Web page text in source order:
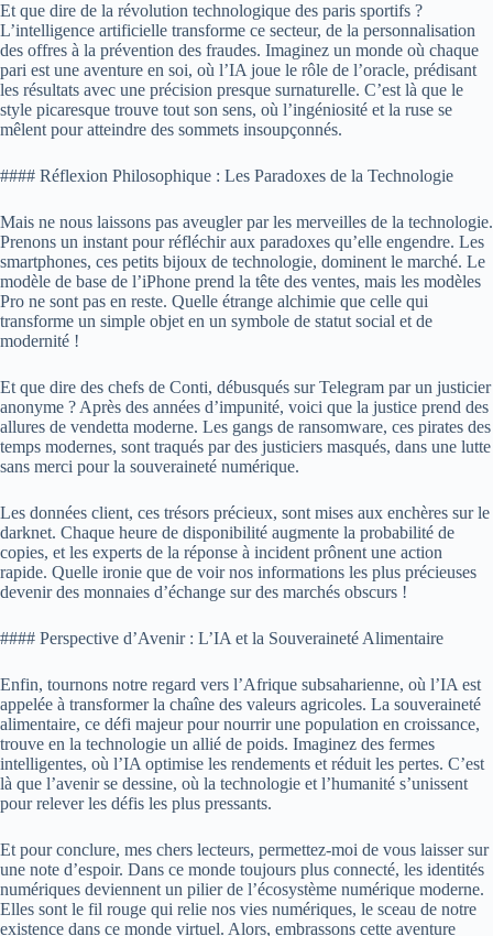
Et que dire de la révolution technologique des paris sportifs ?
L’intelligence artificielle transforme ce secteur, de la personnalisation
des offres à la prévention des fraudes. Imaginez un monde où chaque
pari est une aventure en soi, où l’IA joue le rôle de l’oracle, prédisant
les résultats avec une précision presque surnaturelle. C’est là que le
style picaresque trouve tout son sens, où l’ingéniosité et la ruse se
mêlent pour atteindre des sommets insoupçonnés.
#### Réflexion Philosophique : Les Paradoxes de la Technologie
Mais ne nous laissons pas aveugler par les merveilles de la technologie.
Prenons un instant pour réfléchir aux paradoxes qu’elle engendre. Les
smartphones, ces petits bijoux de technologie, dominent le marché. Le
modèle de base de l’iPhone prend la tête des ventes, mais les modèles
Pro ne sont pas en reste. Quelle étrange alchimie que celle qui
transforme un simple objet en un symbole de statut social et de
modernité !
Et que dire des chefs de Conti, débusqués sur Telegram par un justicier
anonyme ? Après des années d’impunité, voici que la justice prend des
allures de vendetta moderne. Les gangs de ransomware, ces pirates des
temps modernes, sont traqués par des justiciers masqués, dans une lutte
sans merci pour la souveraineté numérique.
Les données client, ces trésors précieux, sont mises aux enchères sur le
darknet. Chaque heure de disponibilité augmente la probabilité de
copies, et les experts de la réponse à incident prônent une action
rapide. Quelle ironie que de voir nos informations les plus précieuses
devenir des monnaies d’échange sur des marchés obscurs !
#### Perspective d’Avenir : L’IA et la Souveraineté Alimentaire
Enfin, tournons notre regard vers l’Afrique subsaharienne, où l’IA est
appelée à transformer la chaîne des valeurs agricoles. La souveraineté
alimentaire, ce défi majeur pour nourrir une population en croissance,
trouve en la technologie un allié de poids. Imaginez des fermes
intelligentes, où l’IA optimise les rendements et réduit les pertes. C’est
là que l’avenir se dessine, où la technologie et l’humanité s’unissent
pour relever les défis les plus pressants.
Et pour conclure, mes chers lecteurs, permettez-moi de vous laisser sur
une note d’espoir. Dans ce monde toujours plus connecté, les identités
numériques deviennent un pilier de l’écosystème numérique moderne.
Elles sont le fil rouge qui relie nos vies numériques, le sceau de notre
existence dans ce monde virtuel. Alors, embrassons cette aventure